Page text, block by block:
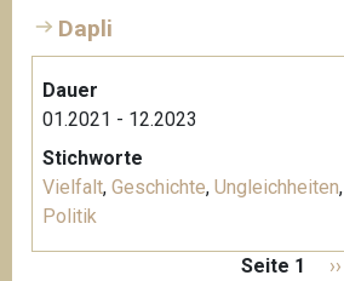
Dapli
Dauer
01.2021 - 12.2023
Stichworte
Vielfalt, Geschichte, Ungleichheiten,
Politik
Seite 1
N
››